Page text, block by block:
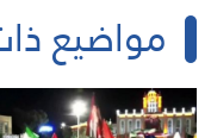
مواضيع